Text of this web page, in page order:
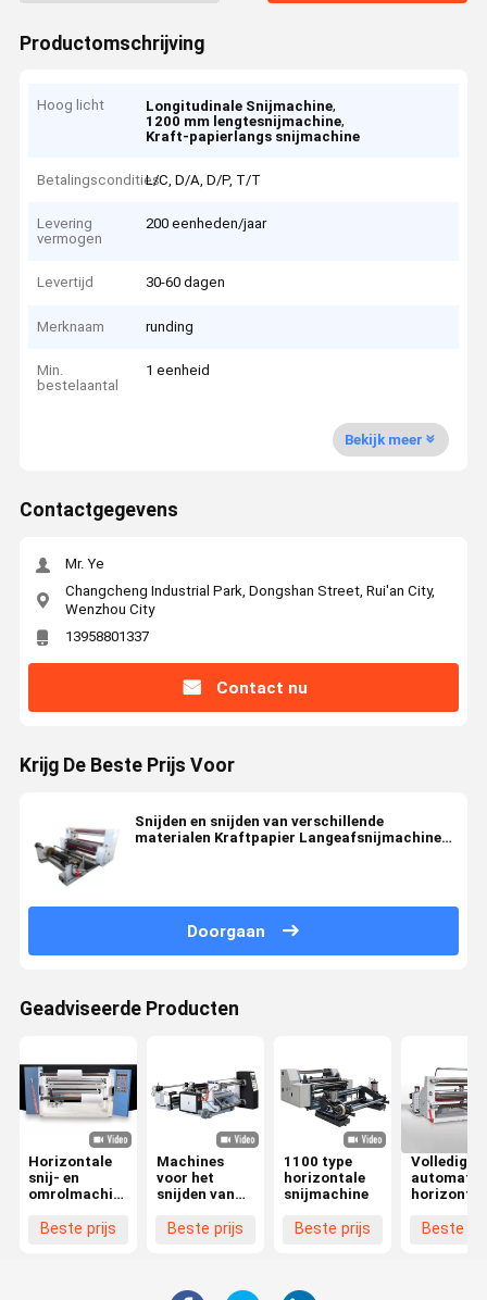
Productomschrijving
Hoog licht Longitudinale Snijmachine,
1200 mm lengtesnijmachine,
Kraft-papierlangs snijmachine
BetalingsconditiesL/C, D/A, D/P, T/T
Levering
vermogen
200 eenheden/jaar
Levertijd 30-60 dagen
Merknaam runding
Min.
bestelaantal
1 eenheid
Bekijk meer
Contactgegevens
Mr. Ye
Changcheng Industrial Park, Dongshan Street, Rui'an City,
Wenzhou City
13958801337
Contact nu
Krijg De Beste Prijs Voor
Snijden en snijden van verschillende
materialen Kraftpapier Langeafsnijmachine
Doorgaan
Geadviseerde Producten
Horizontale
snij- en
omrolmachine,
snijmachine,
Beste prijs
Machines
voor het
snijden van
papier, met
Beste prijs
1100 type
horizontale
snijmachine
Beste prijs
Volledig
Beste